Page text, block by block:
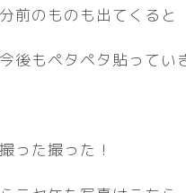
前のものも出てくると
後もペタペタ貼ってい
った撮った！